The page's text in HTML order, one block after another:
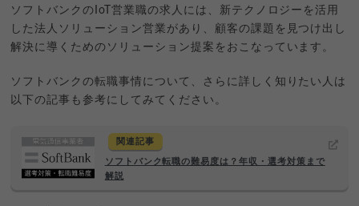
ソフトバンクのIoT営業職の求人には、新テクノロジーを活用
した法人ソリューション営業があり、顧客の課題を見つけ出し
解決に導くためのソリューション提案をおこなっています。
ソフトバンクの転職事情について、さらに詳しく知りたい人は
以下の記事も参考にしてみてください。
関連記事
ソフトバンク転職の難易度は？年収・選考対策まで
解説